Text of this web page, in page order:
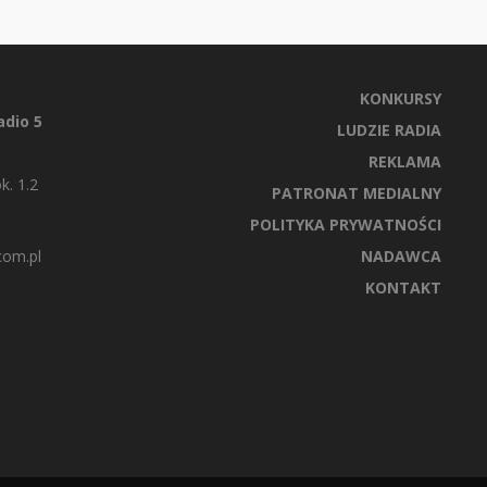
5
1.2
KONKURSY
LUDZIE RADIA
REKLAMA
PATRONAT MEDIALNY
POLITYKA PRYWATNOŚCI
NADAWCA
KONTAKT